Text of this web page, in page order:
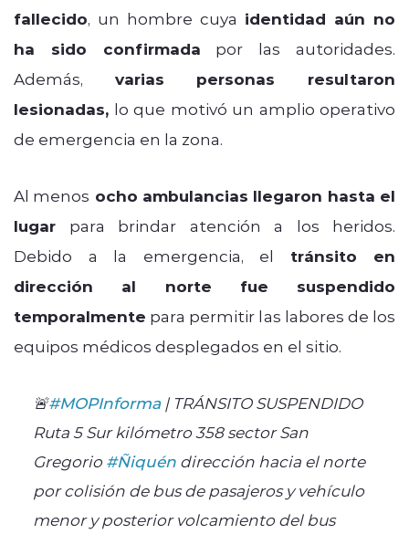
fallecido, un hombre cuya identidad aún no
ha sido confirmada por las autoridades.
Además, varias personas resultaron
lesionadas, lo que motivó un amplio operativo
de emergencia en la zona.
Al menos ocho ambulancias llegaron hasta el
lugar para brindar atención a los heridos.
Debido a la emergencia, el tránsito en
dirección al norte fue suspendido
temporalmente para permitir las labores de los
equipos médicos desplegados en el sitio.
🚨#MOPInforma| TRÁNSITO SUSPENDIDO
Ruta 5 Sur kilómetro 358 sector San
Gregorio#Ñiquéndirección hacia el norte
por colisión de bus de pasajeros y vehículo
menor y posterior volcamiento del bus